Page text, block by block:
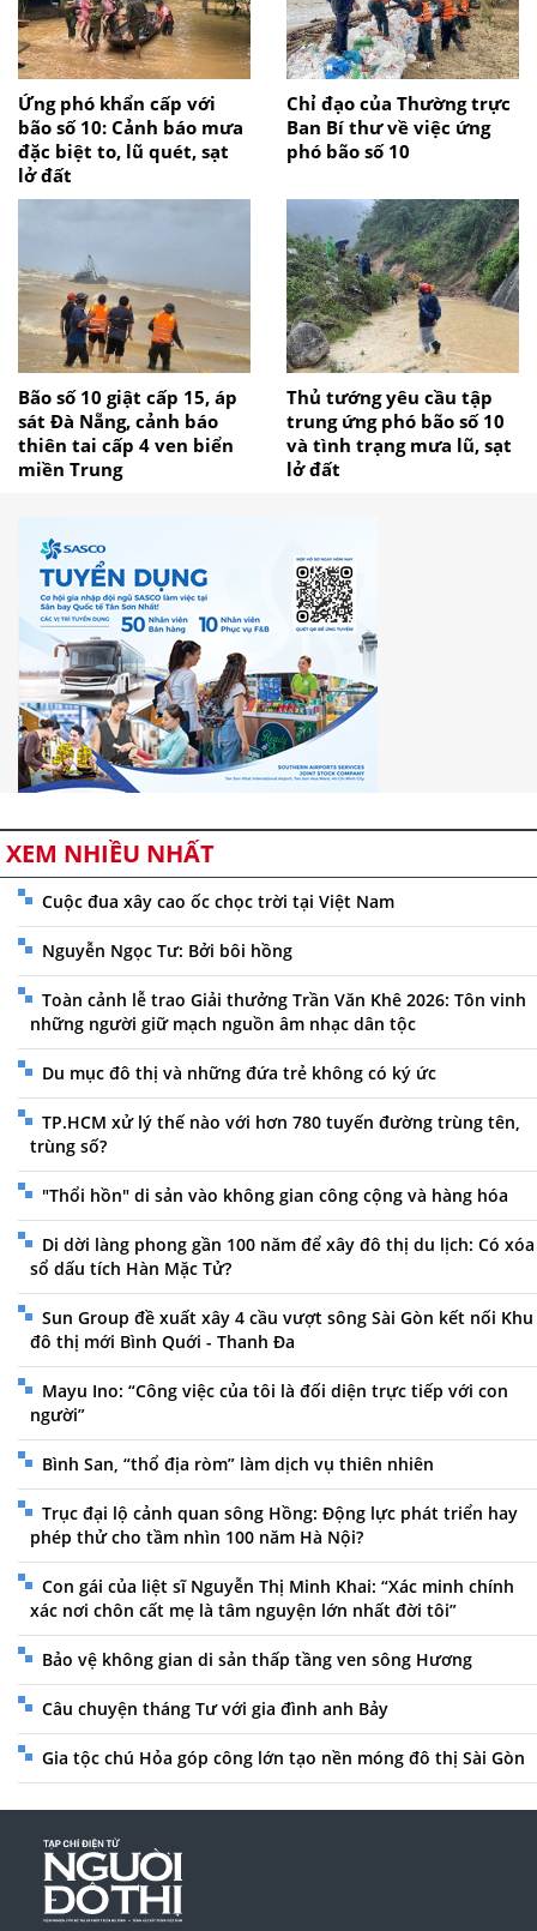
Ứng phó khẩn cấp với
bão số 10: Cảnh báo mưa
đặc biệt to, lũ quét, sạt
lở đất
Chỉ đạo của Thường trực
Ban Bí thư về việc ứng
phó bão số 10
Bão số 10 giật cấp 15, áp
sát Đà Nẵng, cảnh báo
thiên tai cấp 4 ven biển
miền Trung
Thủ tướng yêu cầu tập
trung ứng phó bão số 10
và tình trạng mưa lũ, sạt
lở đất
XEM NHIỀU NHẤT
Cuộc đua xây cao ốc chọc trời tại Việt Nam
Nguyễn Ngọc Tư: Bởi bôi hồng
Toàn cảnh lễ trao Giải thưởng Trần Văn Khê 2026: Tôn vinh
những người giữ mạch nguồn âm nhạc dân tộc
Du mục đô thị và những đứa trẻ không có ký ức
TP.HCM xử lý thế nào với hơn 780 tuyến đường trùng tên,
trùng số?
"Thổi hồn" di sản vào không gian công cộng và hàng hóa
Di dời làng phong gần 100 năm để xây đô thị du lịch: Có xóa
sổ dấu tích Hàn Mặc Tử?
Sun Group đề xuất xây 4 cầu vượt sông Sài Gòn kết nối Khu
đô thị mới Bình Quới - Thanh Đa
Mayu Ino: “Công việc của tôi là đối diện trực tiếp với con
người”
Bình San, “thổ địa ròm” làm dịch vụ thiên nhiên
Trục đại lộ cảnh quan sông Hồng: Động lực phát triển hay
phép thử cho tầm nhìn 100 năm Hà Nội?
Con gái của liệt sĩ Nguyễn Thị Minh Khai: “Xác minh chính
xác nơi chôn cất mẹ là tâm nguyện lớn nhất đời tôi”
Bảo vệ không gian di sản thấp tầng ven sông Hương
Câu chuyện tháng Tư với gia đình anh Bảy
Gia tộc chú Hỏa góp công lớn tạo nền móng đô thị Sài Gòn